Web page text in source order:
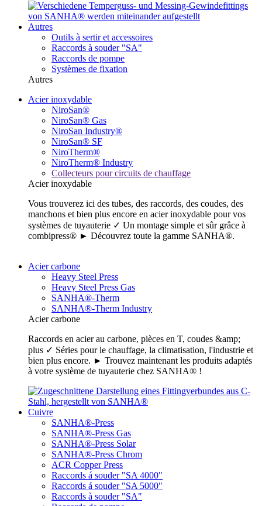
Autres
Outils à sertir et accessoires
Raccords à souder "SA"
Raccords de pompe
Systèmes de fixation
Autres
Acier inoxydable
NiroSan®
NiroSan® Gas
NiroSan Industry®
NiroSan® SF
NiroTherm®
NiroTherm® Industry
Collecteurs pour circuits de chauffage
Acier inoxydable
Vous trouverez ici des tubes, des raccords, des coudes, des
manchons et bien plus encore en acier inoxydable pour vos
systèmes de tuyauterie ✓ Un montage simple et sûr grâce à
combipress® ► Découvrez toute la gamme SANHA®.
Acier carbone
Heavy Steel Press
Heavy Steel Press Gas
SANHA®-Therm
SANHA®-Therm Industry
Acier carbone
Raccords en acier au carbone, pièces en T, coudes &amp;
plus ✓ Séries pour le chauffage, la climatisation, l'industrie et
bien plus encore. ► Trouvez maintenant les produits adaptés
à votre système de tuyauterie chez SANHA® !
Cuivre
SANHA®-Press
SANHA®-Press Gas
SANHA®-Press Solar
SANHA®-Press Chrom
ACR Copper Press
Raccords á souder "SA 4000"
Raccords á souder "SA 5000"
Raccords à souder "SA"